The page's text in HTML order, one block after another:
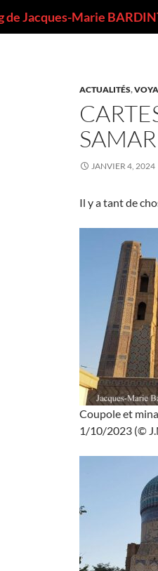
Jacques-Marie
ACTUALITÉS,
JANVIER 4, 2024
Il y a tant de
Coupole et
1/10/2023 (©